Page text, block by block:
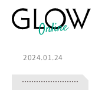
2024.01.24